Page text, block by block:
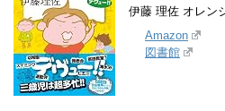
伊藤 理佐 オレン
Amazon
図書館